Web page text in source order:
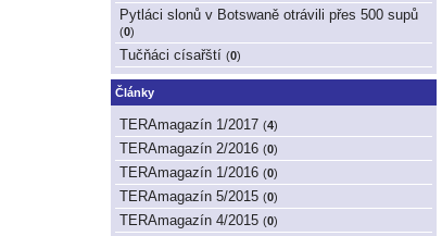
Pytláci slonů v Botswaně otrávili přes 500 supů
(0)
Tučňáci císařští (0)
Články
TERAmagazín 1/2017 (4)
TERAmagazín 2/2016 (0)
TERAmagazín 1/2016 (0)
TERAmagazín 5/2015 (0)
TERAmagazín 4/2015 (0)